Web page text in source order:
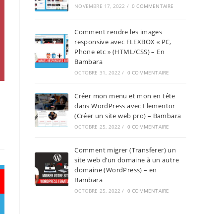
NOVEMBRE 17, 2022 / 0 COMMENTAIRE
Comment rendre les images
responsive avec FLEXBOX « PC,
Phone etc » (HTML/CSS) – En
Bambara
OCTOBRE 31, 2022 / 0 COMMENTAIRE
Créer mon menu et mon en tête
dans WordPress avec Elementor
(Créer un site web pro) – Bambara
OCTOBRE 25, 2022 / 0 COMMENTAIRE
Comment migrer (Transferer) un
site web d’un domaine à un autre
domaine (WordPress) – en
Bambara
OCTOBRE 25, 2022 / 0 COMMENTAIRE